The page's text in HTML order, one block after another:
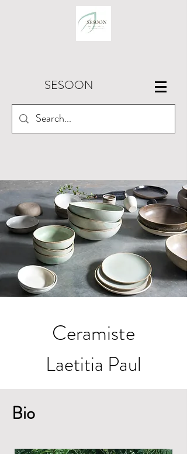
SESOON
Ceramiste
Laetitia Paul
Bio